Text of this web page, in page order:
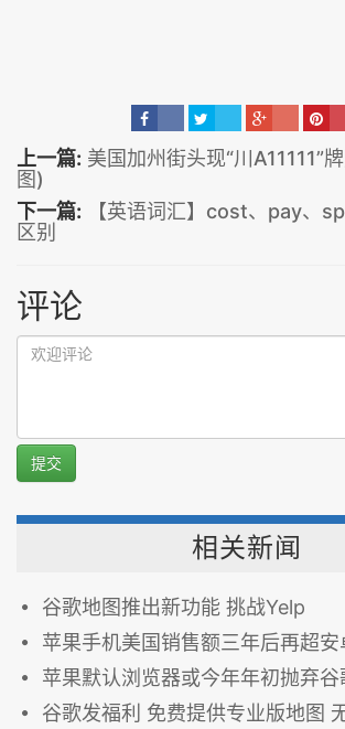
上一篇: 美国加州街头现“川A11111”
图)
下一篇:
【英语词汇】cost、pay、
区别
评论
提交
相关新闻
谷歌地图推出新功能 挑战Yelp
苹果手机美国销售额三年后再超安
苹果默认浏览器或今年年初抛弃谷
谷歌发福利 免费提供专业版地图